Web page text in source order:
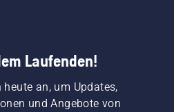
Laufenden!
an, um Updates,
und Angebote von